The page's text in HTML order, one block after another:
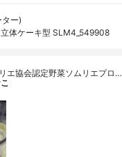
ー)
体ケーキ型 SLM4_549908
エ協会認定野菜ソムリエプロ…